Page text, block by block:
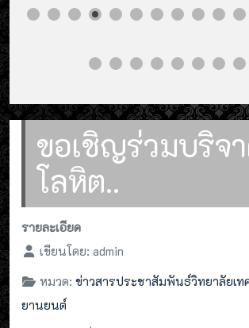
ขอเชิญร่วมบริจ
โลหิต..
รายละเอียด
เขียนโดย: admin
หมวด: ข่าวสารประชาสัมพันธ์วิทยาลัยเ
ยานยนต์